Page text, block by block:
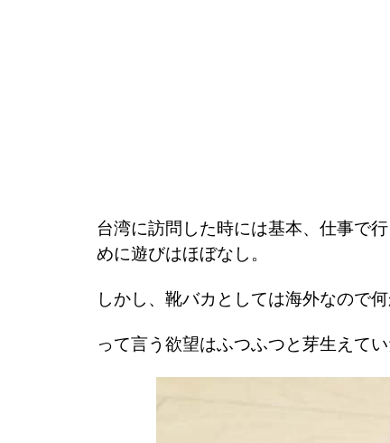
台湾に訪問した時には基本、仕事で
めに遊びはほぼなし。
しかし、靴バカとしては海外なので何
って言う欲望はふつふつと芽生えて